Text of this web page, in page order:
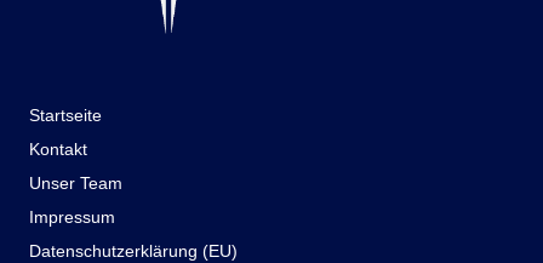
Startseite
Kontakt
Unser Team
Impressum
Datenschutzerklärung (EU)